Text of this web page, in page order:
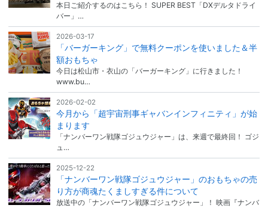
本日ご紹介するのはこちら！ SUPER BEST「DXデルタドライ
バー」…
2026-03-17
「バーガーキング」で無料クーポンを使いました＆半
額おもちゃ
今日は松山市・衣山の「バーガーキング」に行きました！
www.bu…
2026-02-02
今月から「超宇宙刑事ギャバンインフィニティ」が始
まります
「ナンバーワン戦隊ゴジュウジャー」は、来週で最終回！ ゴジ
ュ…
2025-12-22
「ナンバーワン戦隊ゴジュウジャー」のおもちゃの売
り方が商魂たくましすぎる件について
放送中の「ナンバーワン戦隊ゴジュウジャー」！ 映画『ナンバ